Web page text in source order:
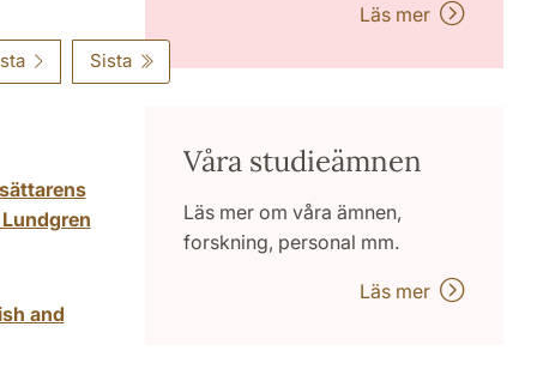
Sista
and
Läs mer
Våra studieämnen
Läs mer om våra ämnen,
forskning, personal mm.
Läs mer